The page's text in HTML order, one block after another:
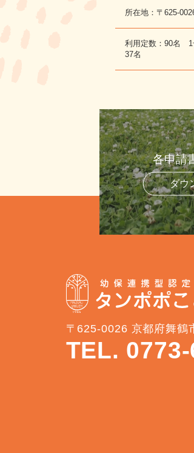
所在地：〒625-
利用定数：90名
37名
各申請
ダウ
〒625-0026 京都府舞鶴
TEL.